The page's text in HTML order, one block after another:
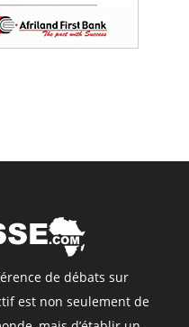
de débats sur
est non seulement de